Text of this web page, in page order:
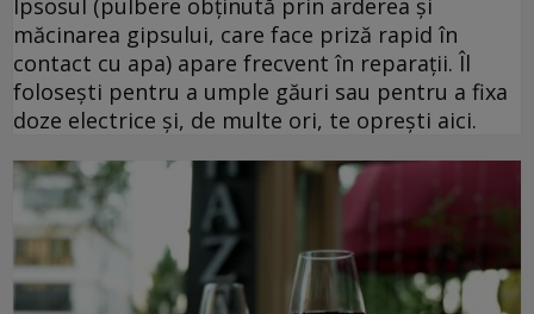
Ipsosul (pulbere obținută prin arderea și
măcinarea gipsului, care face priză rapid în
contact cu apa) apare frecvent în reparații. Îl
folosești pentru a umple găuri sau pentru a fixa
doze electrice și, de multe ori, te oprești aici.